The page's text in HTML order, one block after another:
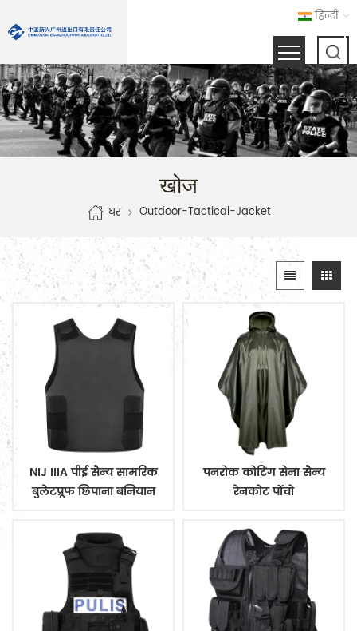
हिन्दी
खोज
घर Outdoor-Tactical-Jacket
NIJ IIIA पीई सैन्य सामरिक
बुलेटप्रूफ छिपाना बनियान
पनरोक कोटिंग सेना सैन्य
रेनकोट पोंचो